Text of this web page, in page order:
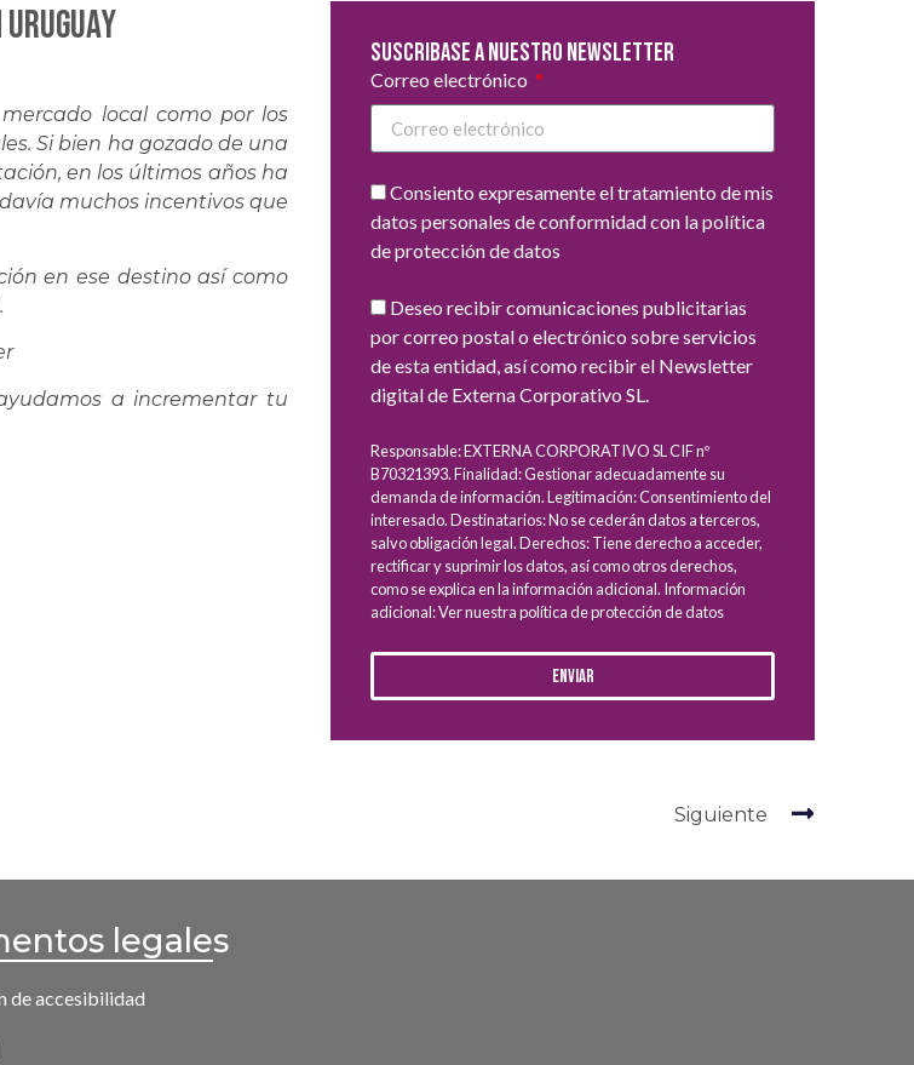
local como por los
Si bien ha gozado de una
en los últimos años ha
muchos incentivos que
en ese destino así como
a incrementar tu
Suscribase a nuestro newsletter
Correo electrónico
Consiento expresamente el tratamiento de mis
datos personales de conformidad con la política
de protección de datos
Deseo recibir comunicaciones publicitarias
por correo postal o electrónico sobre servicios
de esta entidad, así como recibir el Newsletter
digital de Externa Corporativo SL.
Responsable: EXTERNA CORPORATIVO SL CIF nº
B70321393. Finalidad: Gestionar adecuadamente su
demanda de información. Legitimación: Consentimiento del
interesado. Destinatarios: No se cederán datos a terceros,
salvo obligación legal. Derechos: Tiene derecho a acceder,
rectificar y suprimir los datos, así como otros derechos,
como se explica en la información adicional. Información
adicional: Ver nuestra política de protección de datos
Enviar
Siguiente
legales
de accesibilidad